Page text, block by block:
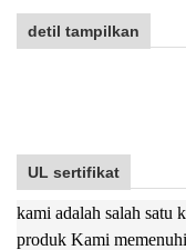
detil tampilkan
UL sertifikat
kami adalah salah satu
produk Kami